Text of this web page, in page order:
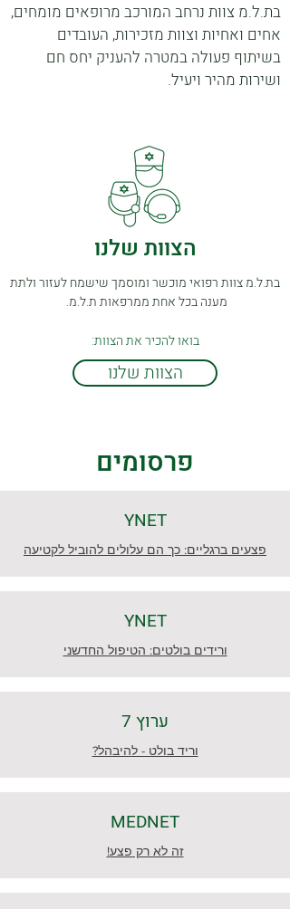
בת.ל.מ צוות נרחב המורכב מרופאים מומחים,
אחים ואחיות וצוות מזכירות, העובדים
בשיתוף פעולה במטרה להעניק יחס חם
ושירות מהיר ויעיל.
הצוות שלנו
בת.ל.מ צוות רפואי מוכשר ומוסמך שישמח לעזור ולתת
מענה בכל אחת ממרפאות ת.ל.מ.
בואו להכיר את הצוות:
הצוות שלנו
פרסומים
YNET
פצעים ברגליים: כך הם עלולים להוביל לקטיעה
YNET
ורידים בולטים: הטיפול החדשני
ערוץ 7
וריד בולט - להיבהל?
MEDNET
זה לא רק פצע!